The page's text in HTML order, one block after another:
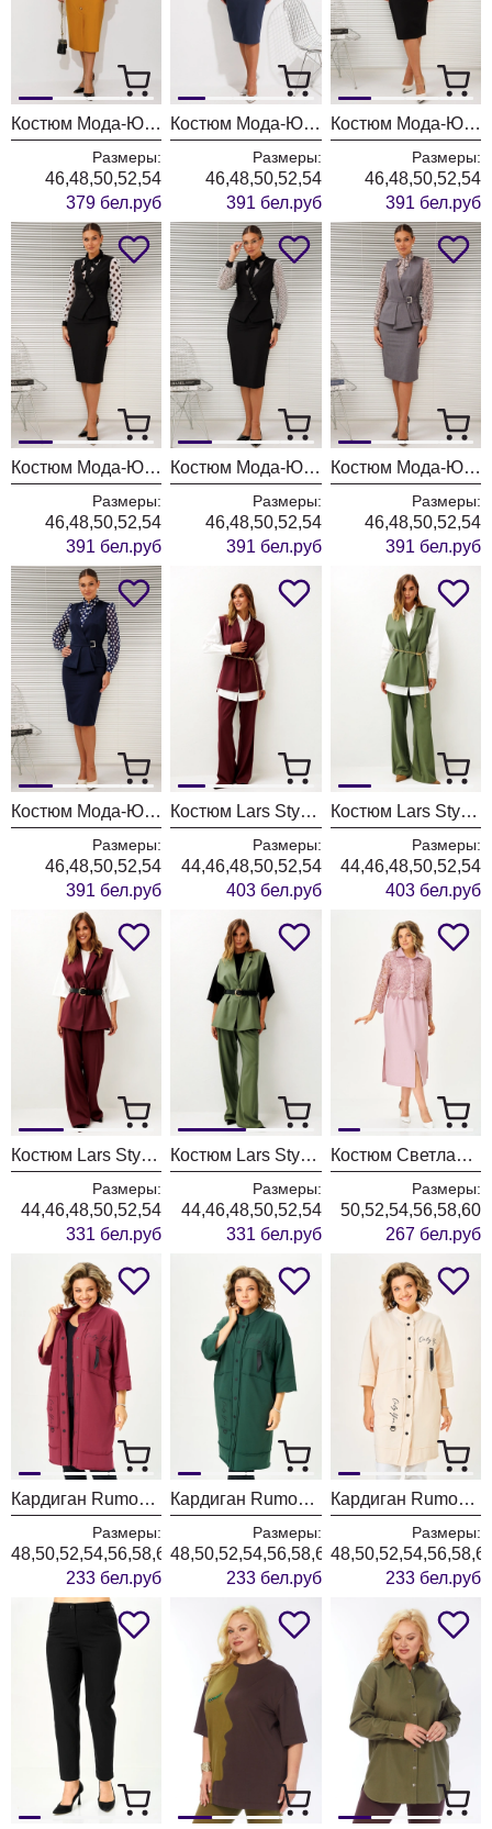
Костюм Мода-Юрс 26-2935 горчица
Размеры:
46,48,50,52,54
379 бел.руб
Костюм Мода-Юрс 26-2766 пыльно-синий
Размеры:
46,48,50,52,54
391 бел.руб
Костюм Мода-Юрс 26-2766 черный + мелкий горох
Размеры:
46,48,50,52,54
391 бел.руб
Костюм Мода-Юрс 26-2766 черный + крупный горох
Размеры:
46,48,50,52,54
391 бел.руб
Костюм Мода-Юрс 26-2766 черный + цветы
Размеры:
46,48,50,52,54
391 бел.руб
Костюм Мода-Юрс 26-2538 серый + цветы
Размеры:
46,48,50,52,54
391 бел.руб
Костюм Мода-Юрс 26-2538 синий + крупный горох
Размеры:
46,48,50,52,54
391 бел.руб
Костюм Lars Style 1246 оттенки бордо+молочного
Размеры:
44,46,48,50,52,54
403 бел.руб
Костюм Lars Style 1246/1 оттенки хвои+молочного
Размеры:
44,46,48,50,52,54
403 бел.руб
Костюм Lars Style 1247 оттенки бордо
Размеры:
44,46,48,50,52,54
331 бел.руб
Костюм Lars Style 1247/1 оттенки хвои
Размеры:
44,46,48,50,52,54
331 бел.руб
Костюм Светлана-Стиль 2380 розовый
Размеры:
50,52,54,56,58,60
267 бел.руб
Кардиган Rumoda 2019 бордовый
Размеры:
48,50,52,54,56,58,60,62
233 бел.руб
Кардиган Rumoda 2019 темно-зеленый
Размеры:
48,50,52,54,56,58,60,62
233 бел.руб
Кардиган Rumoda 2019 экрю
Размеры:
233 бел.руб